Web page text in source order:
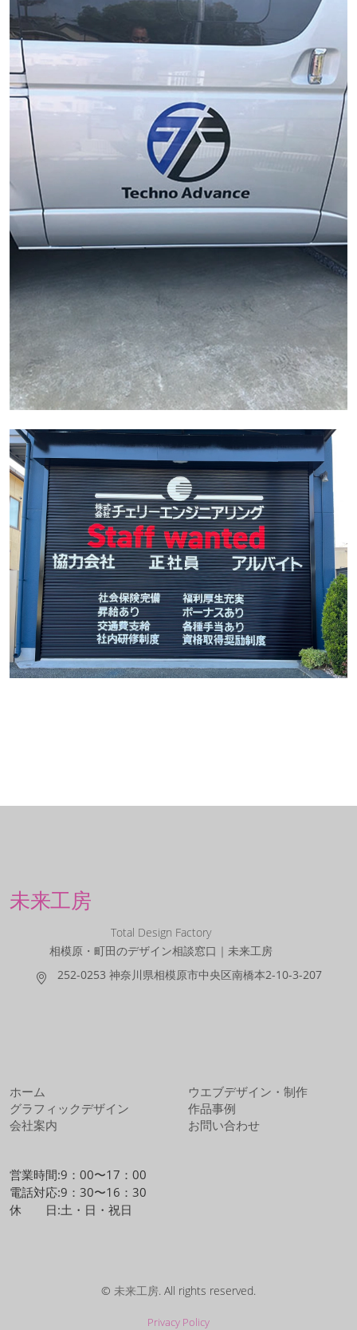
未来工房
Total Design Factory
相模原・町田のデザイン相談窓口｜未来工房
252-0253 神奈川県相模原市中央区南橋本2-10-3-207
ホーム
グラフィックデザイン
会社案内
ウエブデザイン・制作
作品事例
お問い合わせ
営業時間:9：00〜17：00
電話対応:9：30〜16：30
休 日:土・日・祝日
© 未来工房. All rights reserved.
Privacy Policy